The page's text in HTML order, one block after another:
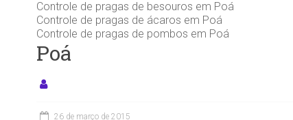
Controle de pragas de besouros em Poá
Controle de pragas de ácaros em Poá
Controle de pragas de pombos em Poá
Poá
26 de março de 2015